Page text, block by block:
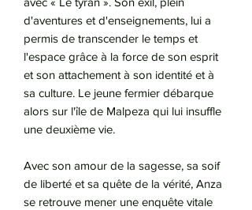
d'aventures et d'enseignements, lui a
permis de transcender le temps et
l'espace grâce à la force de son esprit
et son attachement à son identité et à
sa culture. Le jeune fermier débarque
alors sur l'île de Malpeza qui lui insuffle
une deuxième vie.
Avec son amour de la sagesse, sa soif
de liberté et sa quête de la vérité, Anza
se retrouve mener une enquête vitale